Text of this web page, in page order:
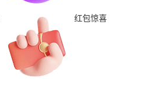
红包惊喜